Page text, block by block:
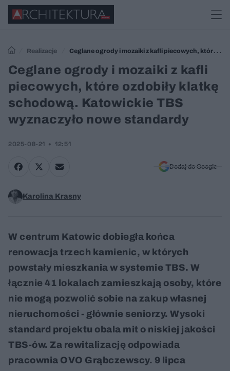
Realizacje
Ceglane ogrody i mozaiki z kafli piecowych, które
ozdobiły klatkę schodową. Katowickie TBS wyznaczyło nowe
standardy
Ceglane ogrody i mozaiki z kafli
piecowych, które ozdobiły klatkę
schodową. Katowickie TBS
wyznaczyło nowe standardy
2025-08-21 12:51
Dodaj do Google
Karolina Krasny
W centrum Katowic dobiegła końca
renowacja trzech kamienic, w których
powstały mieszkania w systemie TBS. W
łącznie 41 lokalach zamieszkają osoby, które
nie mogą pozwolić sobie na zakup własnej
nieruchomości - głównie seniorzy. Wysoki
standard projektu obala mit o niskiej jakości
TBS-ów. Za rewitalizację odpowiada
pracownia OVO Grąbczewscy. 9 lipca